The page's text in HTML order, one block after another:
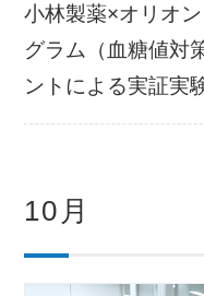
小林製薬×オリオ
グラム（血糖値対
ントによる実証実
10月